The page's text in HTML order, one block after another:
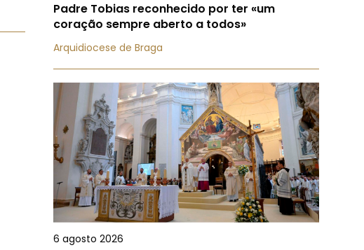
Padre Tobias reconhecido por ter «um
coração sempre aberto a todos»
Arquidiocese de Braga
6 agosto 2026